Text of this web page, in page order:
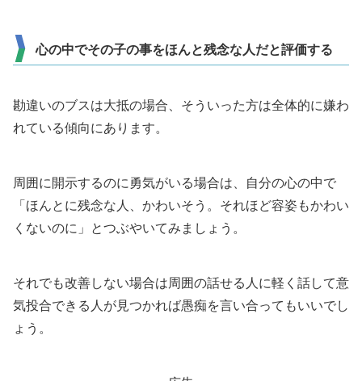
心の中でその子の事をほんと残念な人だと評価する
勘違いのブスは大抵の場合、そういった方は全体的に嫌わ
れている傾向にあります。
周囲に開示するのに勇気がいる場合は、自分の心の中で
「ほんとに残念な人、かわいそう。それほど容姿もかわい
くないのに」とつぶやいてみましょう。
それでも改善しない場合は周囲の話せる人に軽く話して意
気投合できる人が見つかれば愚痴を言い合ってもいいでし
ょう。